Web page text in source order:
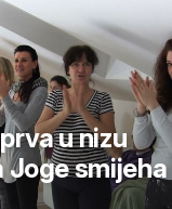
u nizu
Joge smijeha